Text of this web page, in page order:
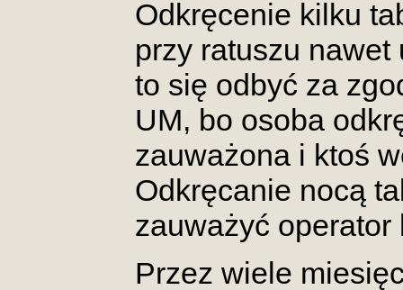
Odkręcenie kilku
przy ratuszu nawet
to się odbyć za
UM, bo osoba
zauważona i ktoś
Odkręcanie nocą
zauważyć operator
Przez wiele